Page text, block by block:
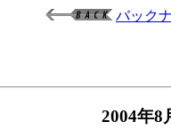
バック
2004年